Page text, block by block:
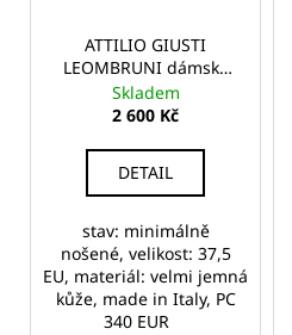
ATTILIO GIUSTI
LEOMBRUNI dámské
kožené mokasíny
Skladem
2 600 Kč
DETAIL
stav: minimálně
nošené, velikost: 37,5
EU, materiál: velmi jemná
kůže, made in Italy, PC
340 EUR